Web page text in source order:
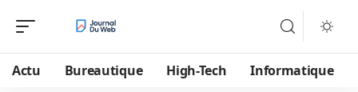
Actu Bureautique High-Tech Informatique